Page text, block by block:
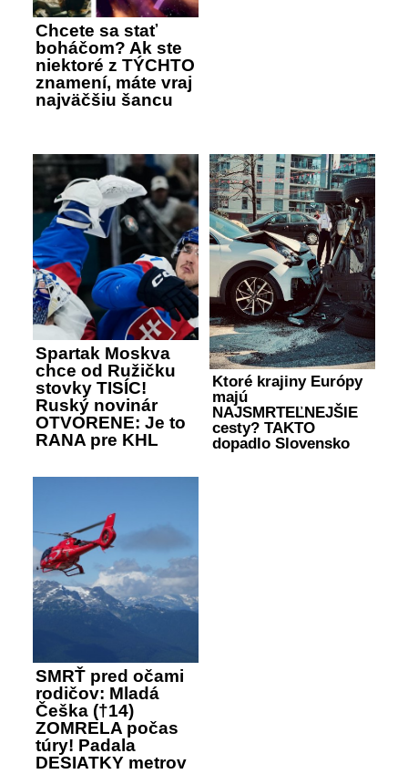
Chcete sa stať
boháčom? Ak ste
niektoré z TÝCHTO
znamení, máte vraj
najväčšiu šancu
Spartak Moskva
chce od Ružičku
stovky TISÍC!
Ruský novinár
OTVORENE: Je to
RANA pre KHL
Ktoré krajiny Európy
majú
NAJSMRTEĽNEJŠIE
cesty? TAKTO
dopadlo Slovensko
SMRŤ pred očami
rodičov: Mladá
Češka (†14)
ZOMRELA počas
túry! Padala
DESIATKY metrov